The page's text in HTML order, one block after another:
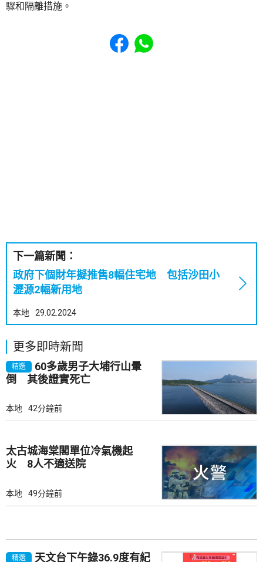
驟和隔離措施。
Share to Facebook
Share to WhatsApp
下一篇新聞：
政府下個財年擬推售8幅住宅地 包括沙田小
瀝源2幅新用地
本地 29.02.2024
更多即時新聞
精選
60多歲男子大埔行山暈
倒 其後證實死亡
本地 42分鐘前
太古城海棠閣單位冷氣機起
火 8人不適送院
本地 49分鐘前
精選 天文台下午錄36.9度有紀